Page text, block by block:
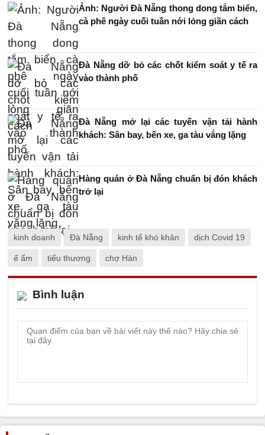
Ảnh: Người Đà Nẵng thong dong tắm biển,
cà phê ngày cuối tuần nới lỏng giãn cách
Đà Nẵng dỡ bỏ các chốt kiểm soát y tế ra
vào thành phố
Đà Nẵng mở lại các tuyến vận tải hành
khách: Sân bay, bến xe, ga tàu vắng lặng
Hàng quán ở Đà Nẵng chuẩn bị đón khách
trở lại
kinh doanh Đà Nẵng kinh tế khó khăn dịch Covid 19
ế ẩm tiểu thương chợ Hàn
Bình luận